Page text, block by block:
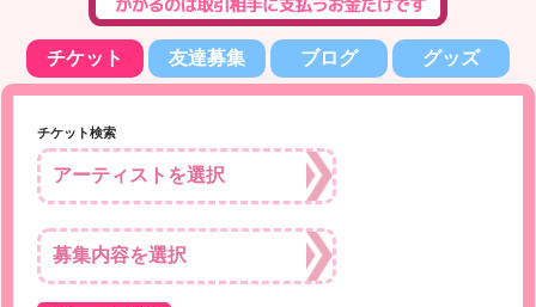
チケット 友達募集 ブログ グッズ
チケット検索